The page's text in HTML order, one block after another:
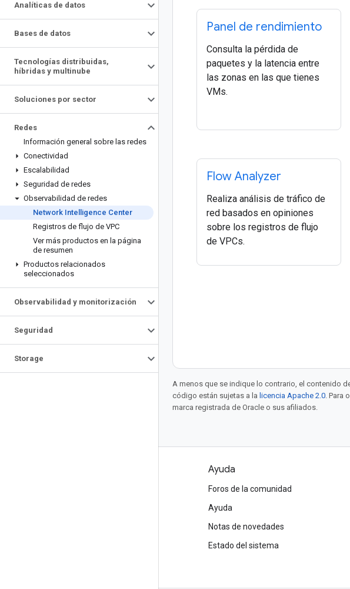
Analíticas de datos
Bases de datos
Tecnologías distribuidas,
híbridas y multinube
Soluciones por sector
Redes
Información general sobre las redes
Conectividad
Escalabilidad
Seguridad de redes
Observabilidad de redes
Network Intelligence Center
Registros de flujo de VPC
Ver más productos en la página
de resumen
Productos relacionados
seleccionados
Observabilidad y monitorización
Seguridad
Storage
Panel de rendimiento
Consulta la pérdida de
paquetes y la latencia entre
las zonas en las que tienes
VMs.
Flow Analyzer
Realiza análisis de tráfico de
red basados en opiniones
sobre los registros de flujo
de VPCs.
A menos que se indique lo contrario, el contenido
código están sujetas a la licencia Apache 2.0. Para
marca registrada de Oracle o sus afiliados.
Ayuda
Foros de la comunidad
Ayuda
Notas de novedades
Estado del sistema